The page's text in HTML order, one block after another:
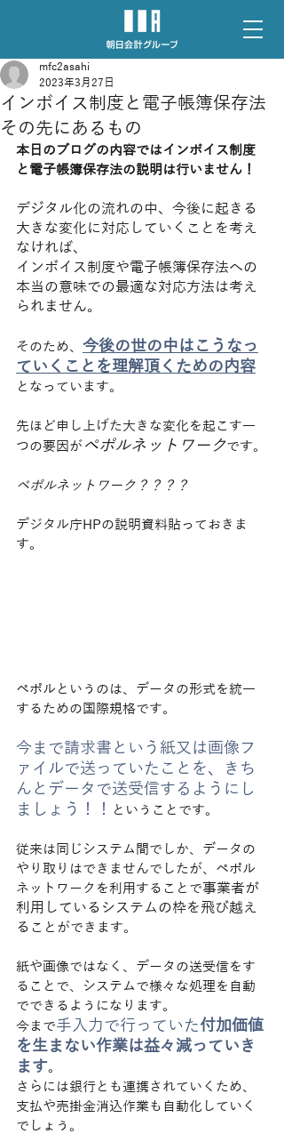
インボイス制度と電子帳簿保存法
その先にあるもの
mfc2asahi
2023年3月27日
本日のブログの内容ではインボイス制度
と電子帳簿保存法の説明は行いません！
デジタル化の流れの中、今後に起きる
大きな変化に対応していくことを考え
なければ、
インボイス制度や電子帳簿保存法への
本当の意味での最適な対応方法は考え
られません。
そのため、 今後の世の中はこうなっ
ていくことを理解頂くための内容
となっています。
先ほど申し上げた大きな変化を起こす一
つの要因が ペポルネットワークです。
ペポルネットワーク？？？？
デジタル庁HPの説明資料貼っておきま
す。
ペポルというのは、データの形式を統一
するための国際規格です。
今まで請求書という紙又は画像フ
ァイルで送っていたことを、きち
んとデータで送受信するようにし
ましょう！！
ということです。
従来は同じシステム間でしか、データの
やり取りはできませんでしたが、ペポル
ネットワークを利用することで事業者が
利用しているシステムの枠を飛び越え
る ことができます。
紙や画像ではなく、データの送受信をす
ることで、システムで様々な処理を自動
でできるようになります。
今まで手入力で行っていた付加価値
を生まない作業は益々減っていき
ます。
さらには銀行とも連携されていくため、
支払や売掛金消込作業も自動化していく
でしょう。